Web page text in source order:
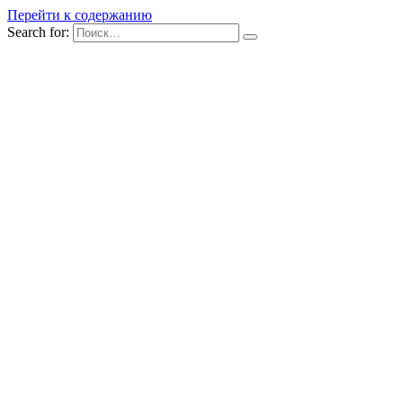
Перейти к содержанию
Search for: